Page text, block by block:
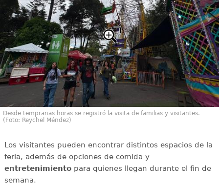
Desde tempranas horas se registró la visita de familias y visitantes.
(Foto: Reychel Méndez)
Los visitantes pueden encontrar distintos espacios de la
feria, además de opciones de comida y
entretenimientopara quienes llegan durante el fin de
semana.